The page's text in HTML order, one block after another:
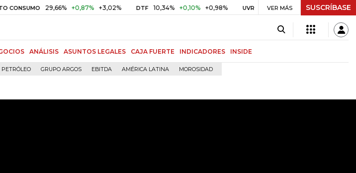
29,66% +0,87% +3,02% DTF 10,34% +0,10% +0,98% UVR $ 416,86 +$ 0,05 +0,01% BITCOIN
VER MÁS SUSCRÍBASE
ANÁLISIS ASUNTOS LEGALES CAJA FUERTE INDICADORES INSIDE
PETRÓLEO GRUPO ARGOS EBITDA AMÉRICA LATINA MOROSIDAD